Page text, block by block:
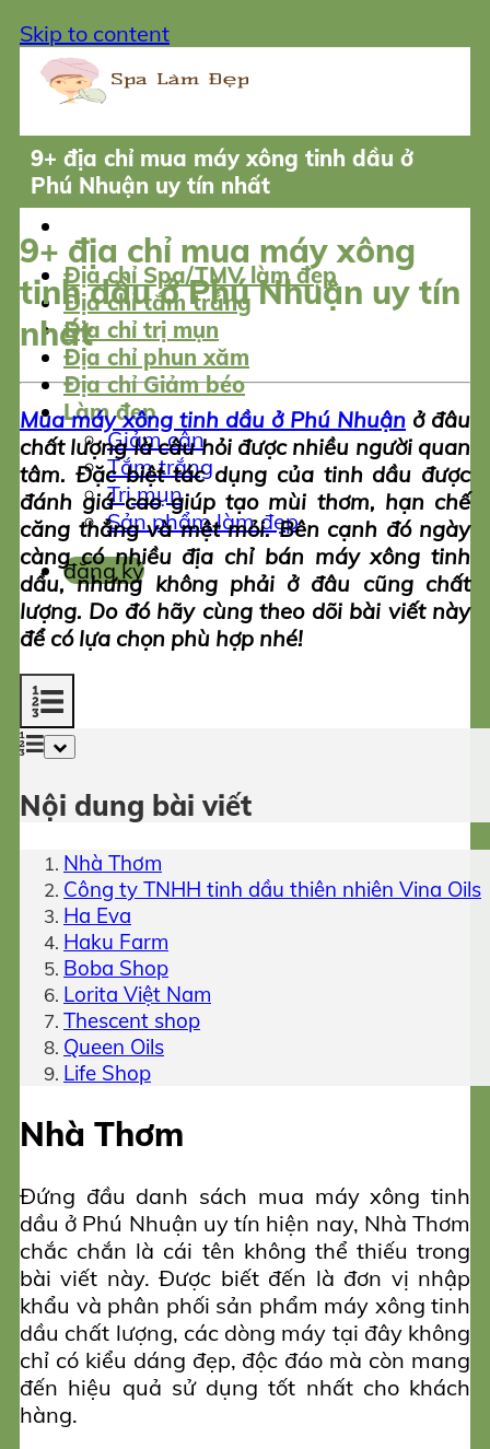
Skip to content
Địa chỉ Spa/TMV làm đẹp
Địa chỉ tắm trắng
Địa chỉ trị mụn
Địa chỉ phun xăm
Địa chỉ Giảm béo
Làm đẹp
Giảm cân
Tắm trắng
Trị mụn
Sản phẩm làm đẹp
đăng ký
9+ địa chỉ mua máy xông tinh dầu ở
Phú Nhuận uy tín nhất
9+ địa chỉ mua máy xông
tinh dầu ở Phú Nhuận uy tín
nhất
Mua máy xông tinh dầu ở Phú Nhuận ở đâu
chất lượng là câu hỏi được nhiều người quan
tâm. Đặc biệt tác dụng của tinh dầu được
đánh giá cao giúp tạo mùi thơm, hạn chế
căng thẳng và mệt mỏi. Bên cạnh đó ngày
càng có nhiều địa chỉ bán máy xông tinh
dầu, nhưng không phải ở đâu cũng chất
lượng. Do đó hãy cùng theo dõi bài viết này
để có lựa chọn phù hợp nhé!
Nội dung bài viết
Nhà Thơm
Công ty TNHH tinh dầu thiên nhiên Vina Oils
Ha Eva
Haku Farm
Boba Shop
Lorita Việt Nam
Thescent shop
Queen Oils
Life Shop
Nhà Thơm
Đứng đầu danh sách mua máy xông tinh
dầu ở Phú Nhuận uy tín hiện nay, Nhà Thơm
chắc chắn là cái tên không thể thiếu trong
bài viết này. Được biết đến là đơn vị nhập
khẩu và phân phối sản phẩm máy xông tinh
dầu chất lượng, các dòng máy tại đây không
chỉ có kiểu dáng đẹp, độc đáo mà còn mang
đến hiệu quả sử dụng tốt nhất cho khách
hàng.